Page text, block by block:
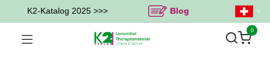
K2-Katalog 2025 >>> Blog
0